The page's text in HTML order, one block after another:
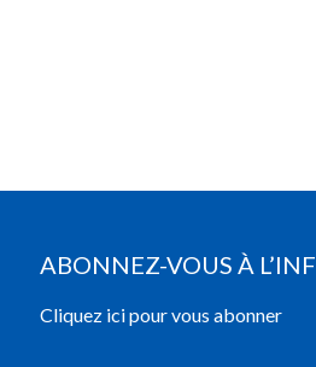
ABONNEZ-VOUS À
Cliquez ici pour vous abonner